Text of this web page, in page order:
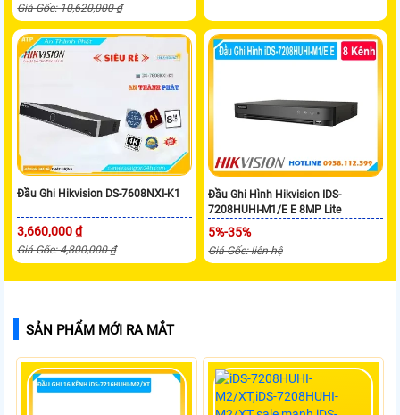
Giá Gốc: 10,620,000 ₫
Đầu Ghi Hikvision DS-7608NXI-K1
3,660,000 ₫
Giá Gốc: 4,800,000 ₫
Đầu Ghi Hình Hikvision IDS-
7208HUHI-M1/E E 8MP Lite
5%-35%
Giá Gốc: liên hệ
SẢN PHẨM MỚI RA MẮT